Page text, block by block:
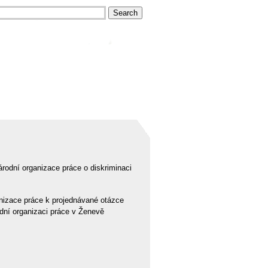
organizace práce o diskriminaci
práce k projednávané otázce
organizaci práce v Ženevě